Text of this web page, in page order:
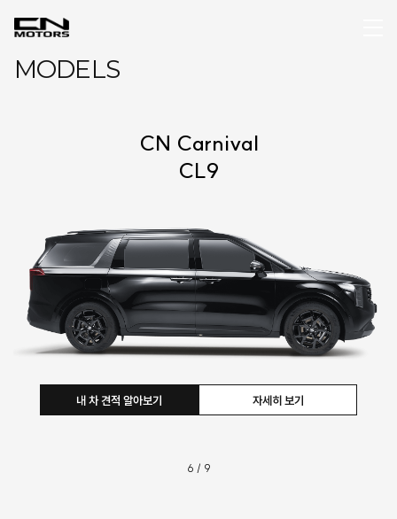
MODELS
CN Carnival
CL9
자세히 보기
내 차 견적 알아보기
6 / 9